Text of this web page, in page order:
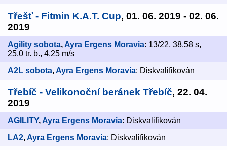
Třešť - Fitmin K.A.T. Cup, 01. 06. 2019 - 02. 06.
2019
Agility sobota, Ayra Ergens Moravia: 13/22, 38.58 s,
25.0 tr. b., 4.25 m/s
A2L sobota,Ayra Ergens Moravia: Diskvalifikován
Třebíč - Velikonoční beránek Třebíč, 22. 04.
2019
AGILITY, Ayra Ergens Moravia: Diskvalifikován
LA2,Ayra Ergens Moravia: Diskvalifikován